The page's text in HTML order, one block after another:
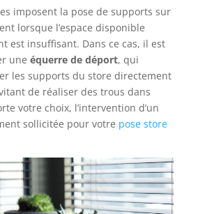
imposent la pose de supports sur
lorsque l’espace disponible
est insuffisant. Dans ce cas, il est
une équerre de déport, qui
les supports du store directement
de réaliser des trous dans
votre choix, l’intervention d’un
sollicitée pour votre pose store